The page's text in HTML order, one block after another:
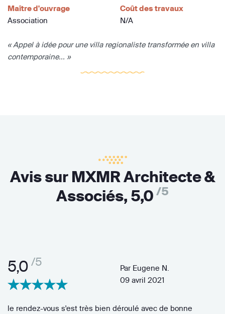
Maître d'ouvrage
Association
Coût des travaux
N/A
« Appel à idée pour une villa regionaliste transformée en villa
contemporaine... »
Avis sur MXMR Architecte &
Associés, 5,0 /5
5,0 /5 Par Eugene N.
09 avril 2021
le rendez-vous s'est très bien déroulé avec de bonne